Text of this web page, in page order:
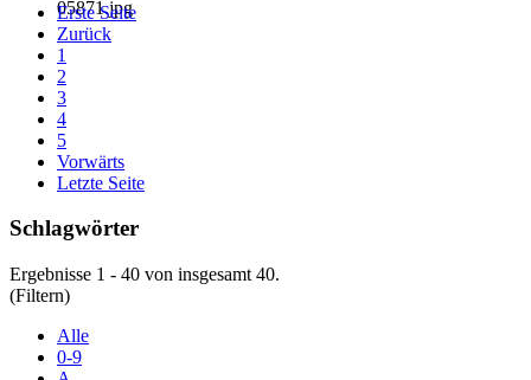
Erste Seite
Zurück
1
2
3
4
5
Vorwärts
Letzte Seite
Schlagwörter
Ergebnisse 1 - 40 von insgesamt 40.
(Filtern)
Alle
0-9